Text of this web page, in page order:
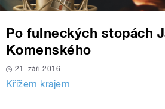
Po fulneckých stopách
Komenského
21. září 2016
Křížem krajem